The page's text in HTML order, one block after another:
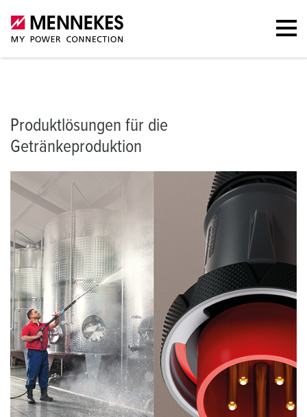
Produktlösungen für die Getränkeproduktion
Produktlösungen für die
Getränkeproduktion